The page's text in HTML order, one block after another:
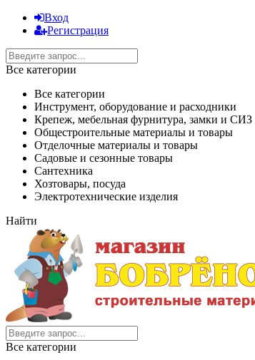
Вход
Регистрация
Все категории
Все категории
Инструмент, оборудование и расходники
Крепеж, мебельная фурнитура, замки и СИЗ
Общестроительные материалы и товары
Отделочные материалы и товары
Садовые и сезонные товары
Сантехника
Хозтовары, посуда
Электротехнические изделия
Найти
Все категории